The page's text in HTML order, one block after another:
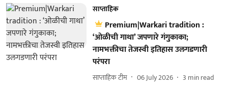
साप्ताहिक
Premium|Warkari tradition :
‘ओळीची गाथा’ जपणारे गंगुकाका;
नामभक्तीचा तेजस्वी इतिहास उलगडणारी
परंपरा
साप्ताहिक टीम 06 July 2026 3 min read